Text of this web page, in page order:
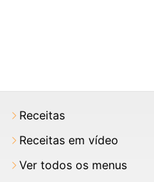
Receitas
Receitas em vídeo
Ver todos os menus